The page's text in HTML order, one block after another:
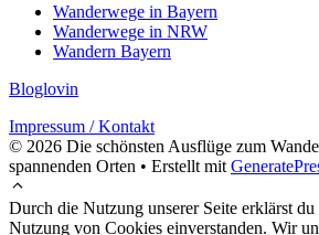
Wanderwege in Bayern
Wanderwege in NRW
Wandern Bayern
Bloglovin
Impressum / Kontakt
© 2026 Die schönsten Ausflüge zum
spannenden Orten • Erstellt mit
Durch die Nutzung unserer Seite erklärst
Nutzung von Cookies einverstanden. Wir